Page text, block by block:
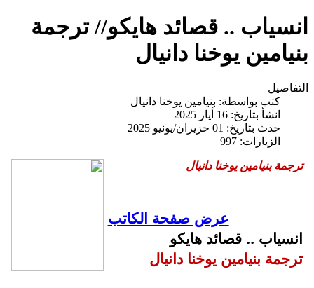
انسياب .. قصائد هايكو// ترجمة
بنيامين يوخنا دانيال
التفاصيل
كتب بواسطة: بنيامين يوخنا دانيال
انشأ بتاريخ: 16 أيار 2025
حدث بتاريخ: 01 حزيران/يونيو 2025
الزيارات: 997
ترجمة بنيامين يوخنا دانيال
عرض صفحة الكاتب
انسياب .. قصائد هايكو
ترجمة بنيامين يوخنا دانيال